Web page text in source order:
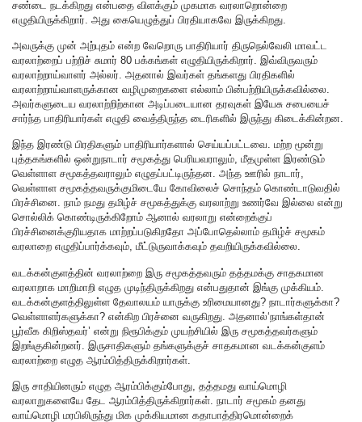
சண்டை நடக்கிறது என்பதை விளக்கும் முகமாக வரலாறொன்றை
எழுதியிருக்கிறார். அது கையெழுத்துப் பிரதியாகவே இருக்கிறது.
அவருக்கு முன் அற்புதம் என்ற வேறொரு பாதிரியார் திருநெல்வேலி மாவட்ட
வரலாற்றைப் பற்றிச் சுமார் 80 பக்கங்கள் எழுதியிருக்கிறார். இவ்விருவரும்
வரலாற்றாய்வாளர் அல்லர். அதனால் இவர்கள் தங்களது பிரதிகளில்
வரலாற்றாய்வாளருக்கான வழிமுறைகளை எல்லாம் பின்பற்றியிருக்கவில்லை.
அவர்களுடைய வரலாற்றிற்கான அடிப்படையான தரவுகள் இயேசு சபையைச்
சார்ந்த பாதிரியார்கள் எழுதி வைத்திருந்த டைரிகளில் இருந்து கிடைக்கின்றன.
இந்த இரண்டு பிரதிகளும் பாதிரியார்களால் செய்யப்பட்டவை. மற்ற மூன்று
புத்தகங்களில் ஒன்றுநாடார் சமூகத்து பெரியவராலும், மீதமுள்ள இரண்டும்
வெள்ளாள சமூகத்தவராலும் எழுதப்பட்டிருந்தன. அந்த ஊரில் நாடார்,
வெள்ளாள சமூகத்தவருக்குமிடையே கோவிலைச் சொந்தம் கொண்டாடுவதில்
பிரச்சினை. நாம் நமது தமிழ்ச் சமூகத்துக்கு வரலாற்று உணர்வே இல்லை என்று
சொல்லிக் கொண்டிருக்கிறோம் ஆனால் வரலாறு என்றைக்குப்
பிரச்சினைக்குரியதாக மாற்றப்படுகிறதோ அப்போதெல்லாம் தமிழ்ச் சமூகம்
வரலாறை எழுதிப்பார்க்கவும், மீட்டுருவாக்கவும் தவறியிருக்கவில்லை.
வடக்கன்குளத்தின் வரலாற்றை இரு சமூகத்தவரும் தத்தமக்கு சாதகமான
வரலாறாக மாறிமாறி எழுத முடிந்திருக்கிறது என்பதுதான் இங்கு முக்கியம்.
வடக்கன்குளத்திலுள்ள தேவாலயம் யாருக்கு உரிமையானது? நாடார்களுக்கா?
வெள்ளாளர்களுக்கா? என்கிற பிரச்னை வருகிறது. அதனால்‘நாங்கள்தான்
பூர்வீக கிறிஸ்தவர்’ என்று நிரூபிக்கும் முயற்சியில் இரு சமூகத்தவர்களும்
இறங்குகின்றனர். இருசாதிகளும் தங்களுக்குச் சாதகமான வடக்கன்குளம்
வரலாற்றை எழுத ஆரம்பித்திருக்கிறார்கள்.
இரு சாதியினரும் எழுத ஆரம்பிக்கும்போது, தத்தமது வாய்மொழி
வரலாறுகளையே தேட ஆரம்பித்திருக்கிறார்கள். நாடார் சமூகம் தனது
வாய்மொழி மரபிலிருந்து மிக முக்கியமான கதாபாத்திரமொன்றைக்